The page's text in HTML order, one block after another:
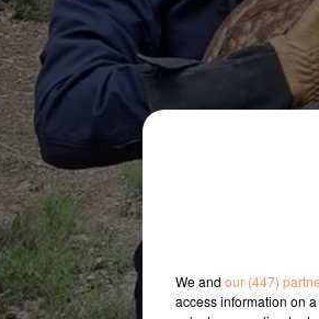
We and our (447)
access information on